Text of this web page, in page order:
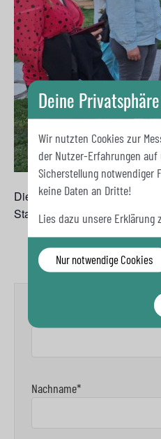
Die Veranstaltung wird von
Stadtteilkoordination
Nachname*
Deine Privatsphäre
Wir nutzten Cookies zur
der Nutzer-Erfahrungen
Sicherstellung notwendiger
keine Daten an Dritte!
Lies dazu unsere Erklärung
Nur notwendige Cookies